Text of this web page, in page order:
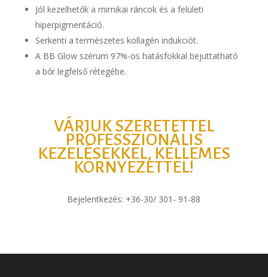
Jól kezelhetők a mimikai ráncok és a felületi
hiperpigmentáció.
Serkenti a természetes kollagén indukciót.
A BB Glow szérum 97%-os hatásfokkal bejuttatható
a bőr legfelső rétegébe.
VÁRJUK SZERETETTEL
PROFESSZIONÁLIS
KEZELÉSEKKEL, KELLEMES
KÖRNYEZETTEL!
Bejelentkezés: +36-30/ 301- 91-88